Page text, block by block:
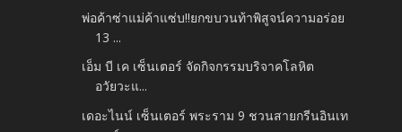
พ่อค้าซ่าแม่ค้าแซ่บ!!ยกขบวนท้าพิสูจน์ความอร่อย
13 ...
เอ็ม บี เค เซ็นเตอร์ จัดกิจกรรมบริจาคโลหิต
อวัยวะแ...
เดอะไนน์ เซ็นเตอร์ พระราม 9 ชวนสายกรีนอินเท